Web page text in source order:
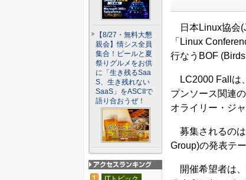
日本Linux協会
「Linux
行なうBOF
LC2000 Fallは
プンソース関連
オライリー・ジ
募集されるのは
Group)の発表テ
開催希望者は、
【8/27・無料大懇
親会】情シス全員
集合！ビールと夏
祭りグルメをお供
に「生き残るSaa
S、生き残れない
SaaS」をASCIIで
語り合おうぜ！
アクセスランキン